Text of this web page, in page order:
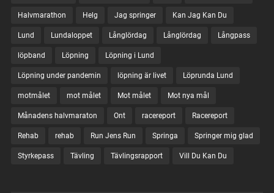
Halvmarathon Helg Jag springer Kan Jag Kan Du
Lund Lundaloppet Långlördag Långlördag Långpass
löpband Löpning Löpning i Lund
Löpning under pandemin löpning är livet Löprunda Lund
motmålet mot målet Mot målet Mot nya mål
Månadens halvmaraton Ont racereport Racereport
Rehab rehab Run Jens Run Springa Springer mig glad
Styrkepass Tävling Tävlingsrapport Vill Du Kan Du